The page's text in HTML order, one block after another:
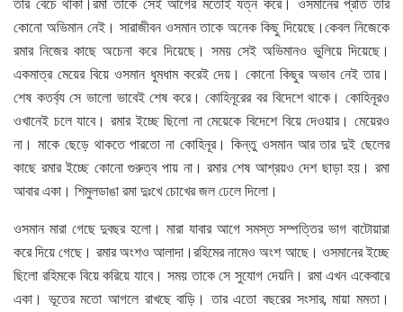
তার বেঁচে থাকা।রমা তাকে সেই আগের মতোই যত্ন করে। ওসমানের প্রতি তার
কোনো অভিমান নেই। সারাজীবন ওসমান তাকে অনেক কিছু দিয়েছে।কেবল নিজেকে
রমার নিজের কাছে অচেনা করে দিয়েছে। সময় সেই অভিমানও ভুলিয়ে দিয়েছে।
একমাত্র মেয়ের বিয়ে ওসমান ধুমধাম করেই দেয়। কোনো কিছুর অভাব নেই তার।
শেষ কতর্ব্য সে ভালো ভাবেই শেষ করে। কোহিনূরের বর বিদেশে থাকে। কোহিনূরও
ওখানেই চলে যাবে। রমার ইচ্ছে ছিলো না মেয়েকে বিদেশে বিয়ে দেওয়ার। মেয়েরও
না। মাকে ছেড়ে থাকতে পারতো না কোহিনূর। কিন্তু ওসমান আর তার দুই ছেলের
কাছে রমার ইচ্ছে কোনো গুরুত্ব পায় না। রমার শেষ আশ্রয়ও দেশ ছাড়া হয়। রমা
আবার একা। শিমুলডাঙা রমা দুঃখে চোখের জল ঢেলে দিলো।
ওসমান মারা গেছে দুবছর হলো। মারা যাবার আগে সমস্ত সম্পত্তির ভাগ বাটোয়ারা
করে দিয়ে গেছে। রমার অংশও আলাদা।রহিমের নামেও অংশ আছে। ওসমানের ইচ্ছে
ছিলো রহিমকে বিয়ে করিয়ে যাবে। সময় তাকে সে সুযোগ দেয়নি। রমা এখন একেবারে
একা। ভূতের মতো আগলে রাখছে বাড়ি। তার এতো বছরের সংসার, মায়া মমতা।